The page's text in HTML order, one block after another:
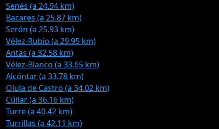
Senés (a 24.94 km)
Bacares (a 25.87 km)
Serón (a 25.93 km)
Vélez-Rubio (a 29.95 km)
Antas (a 32.58 km)
Vélez-Blanco (a 33.65 km)
Alcóntar (a 33.78 km)
Olula de Castro (a 34.02 km)
Cúllar (a 36.16 km)
Turre (a 40.42 km)
Turrillas (a 42.11 km)